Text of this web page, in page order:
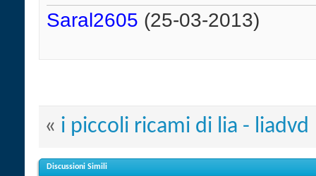
Saral2605 (25-03-2013)
« i piccoli ricami di lia - liadvd
Discussioni Simili